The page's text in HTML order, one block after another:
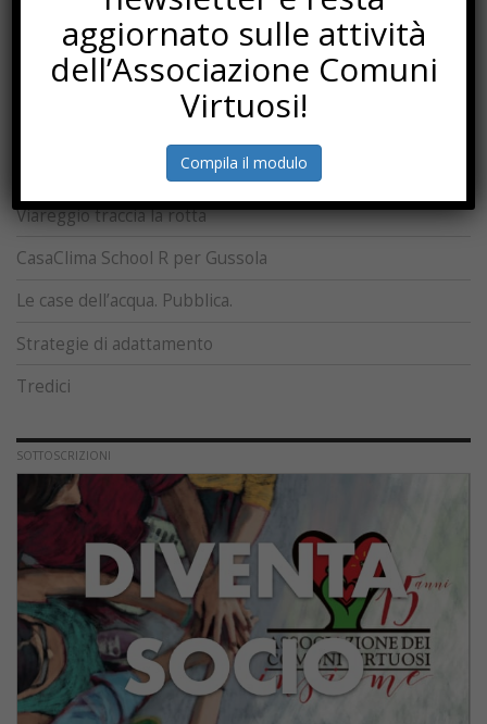
Rifugi climatici
Capitale circolare
Viareggio traccia la rotta
CasaClima School R per Gussola
Le case dell’acqua. Pubblica.
Strategie di adattamento
Tredici
SOTTOSCRIZIONI
aggiornato sulle attività
dell’Associazione Comuni
Virtuosi!
Compila il modulo